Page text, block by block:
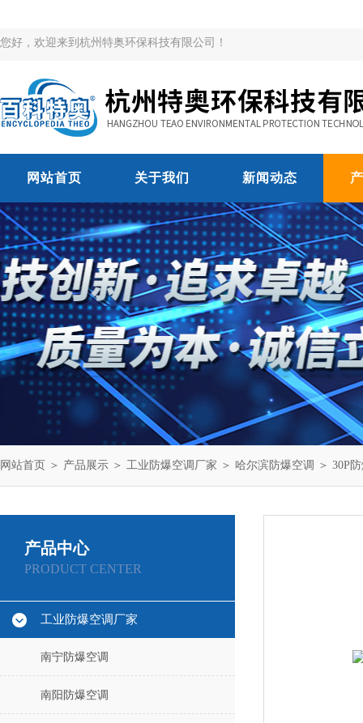
您好，欢迎来到杭州特奥环保科技有限公司！
网站首页 关于我们 新闻动态
网站首页 ＞ 产品展示 ＞ 工业防爆空调厂家 ＞ 哈尔滨防爆空调 ＞ 30P
产品中心
PRODUCT CENTER
工业防爆空调厂家
南宁防爆空调
南阳防爆空调